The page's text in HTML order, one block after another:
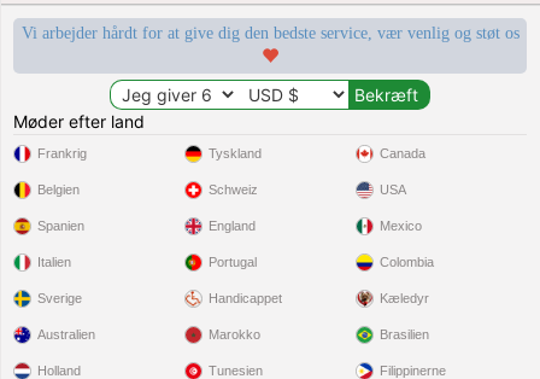
Vi arbejder hårdt for at give dig den bedste service, vær venlig og støt os
Møder efter land
Frankrig
Belgien
Spanien
Italien
Sverige
Tyskland
Schweiz
England
Portugal
Handicappet
Canada
USA
Mexico
Colombia
Kæledyr
Australien
Holland
Marokko
Tunesien
Brasilien
Filippinerne